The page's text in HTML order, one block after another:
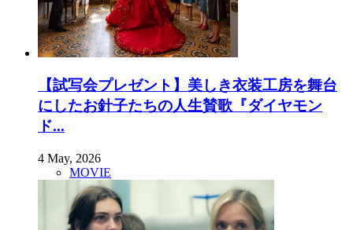
【試写会プレゼント】美しき衣装工房を舞台
にしたお針子たちの人生賛歌『ダイヤモン
ド...
4 May, 2026
MOVIE